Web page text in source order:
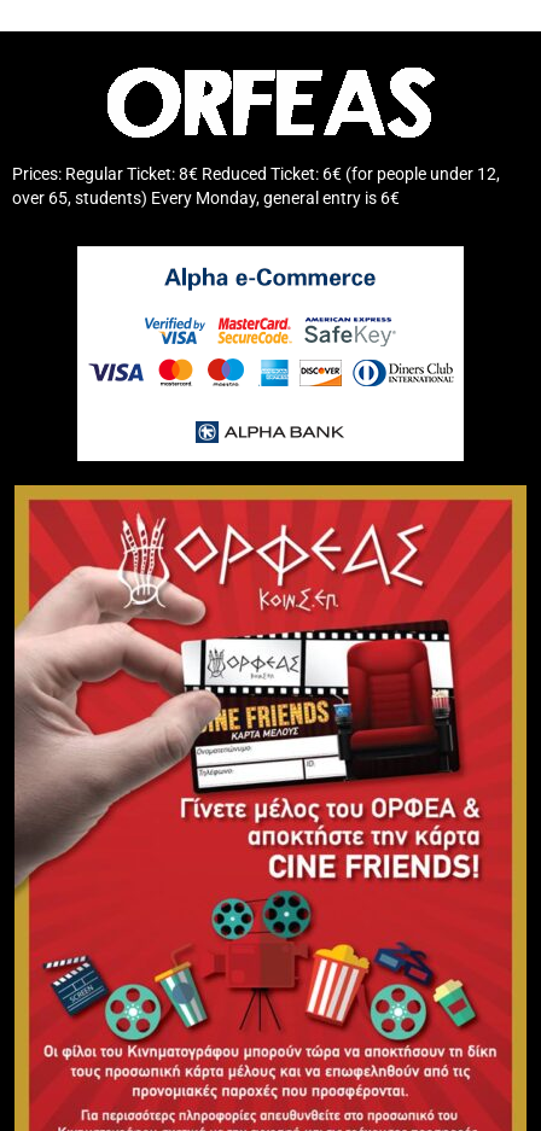
Prices: Regular Ticket: 8€ Reduced Ticket: 6€ (for people under 12,
over 65, students) Every Monday, general entry is 6€